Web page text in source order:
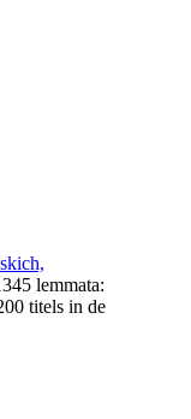
lemmata:
titels in de